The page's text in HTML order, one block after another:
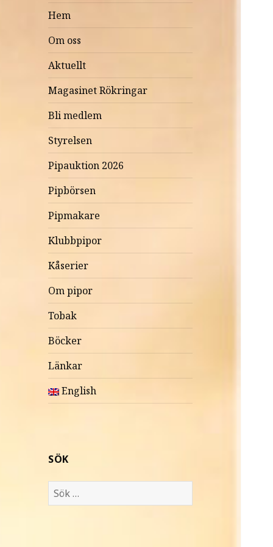
Hem
Om oss
Aktuellt
Magasinet Rökringar
Bli medlem
Styrelsen
Pipauktion 2026
Pipbörsen
Pipmakare
Klubbpipor
Kåserier
Om pipor
Tobak
Böcker
Länkar
English
SÖK
S
ö